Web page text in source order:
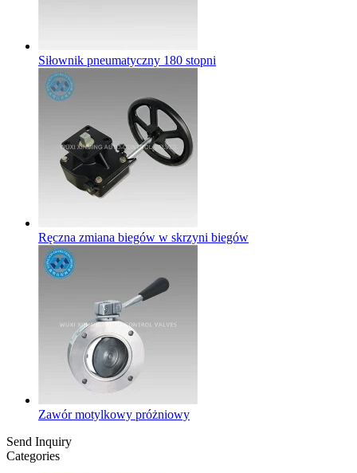
Siłownik pneumatyczny 180 stopni
Ręczna zmiana biegów w skrzyni biegów
Zawór motylkowy próżniowy
Send Inquiry
Categories